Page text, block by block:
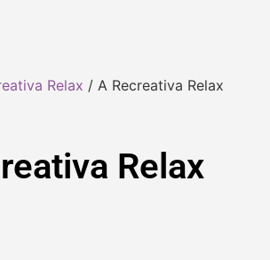
Relax / A Recreativa Relax
Relax